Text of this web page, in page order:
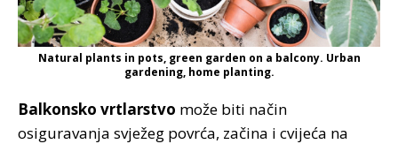
Natural plants in pots, green garden on a balcony. Urban
gardening, home planting.
Balkonsko vrtlarstvo može biti način
osiguravanja svježeg povrća, začina i cvijeća na